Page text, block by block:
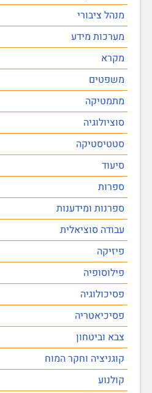
מנהל ציבורי
מערכות מידע
מקרא
משפטים
מתמטיקה
סוציולוגיה
סטטיסטיקה
סיעוד
ספרות
ספרנות ומידענות
עבודה סוציאלית
פיזיקה
פילוסופיה
פסיכולוגיה
פסיכיאטריה
צבא וביטחון
קוגניציה וחקר המוח
קולנוע